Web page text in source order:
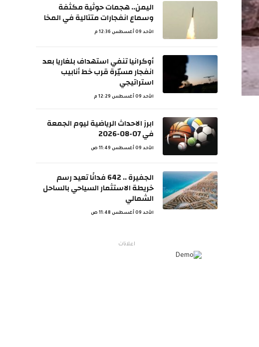
اليمن.. هجمات حوثية مكثفة
وسماع انفجارات متتالية في المخا
الأحد 09 أغسطس 12:36 م
أوكرانيا تنفي استهداف بلغاريا بعد
انفجار مسيّرة قرب خط أنابيب
استراتيجي
الأحد 09 أغسطس 12:29 م
ابرز الاحداث الرياضية ليوم الجمعة
في 07-08-2026
الأحد 09 أغسطس 11:49 ص
الجفيرة .. 642 فدانًا تعيد رسم
خريطة الاستثمار السياحي بالساحل
الشمالي
الأحد 09 أغسطس 11:48 ص
اعلانات